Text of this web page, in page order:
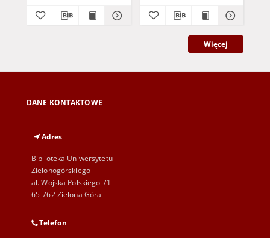
Więcej
DANE KONTAKTOWE
Adres
Biblioteka Uniwersytetu
Zielonogórskiego
al. Wojska Polskiego 71
65-762 Zielona Góra
Telefon